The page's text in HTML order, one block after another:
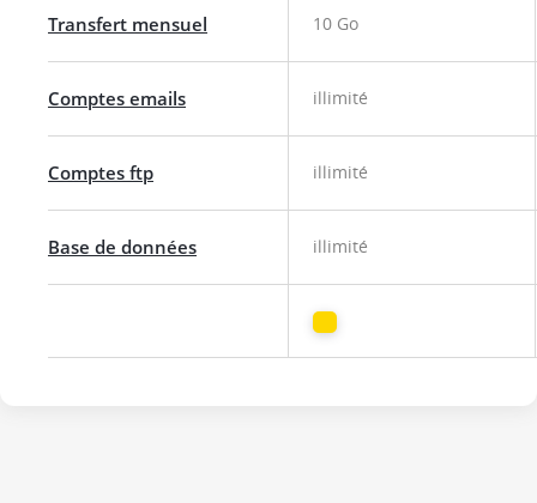
Transfert mensuel 10 Go
Comptes emails illimité
Comptes ftp illimité
Base de données illimité